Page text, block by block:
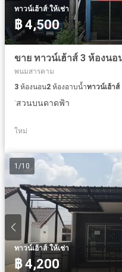
ทาวน์เฮ้าส์·ให้เช่า
฿ 4,500
ขาย ทาวน์เฮ้าส์ 3 ห้องน
พนมสารคาม
3 ห้องนอน2 ห้องอาบน้ำทาวน์เฮ้าส์
·สวนบนดาดฟ้า
ใหม่
1 /10
ทาวน์เฮ้าส์·ให้เช่า
฿ 4,200